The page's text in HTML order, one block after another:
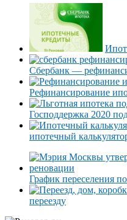
Сбербанк —
Рефинансирование
Господдержка 2020
ипотечный
График переселения
переезду